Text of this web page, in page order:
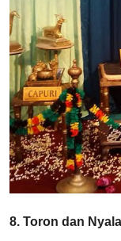
8. Toron dan